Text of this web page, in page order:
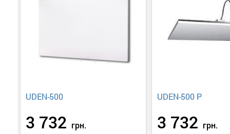
UDEN-500
3 732 грн.
UDEN-500 P
3 732 грн.